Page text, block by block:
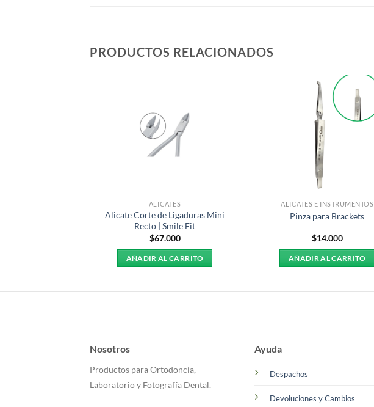
PRODUCTOS RELACIONADOS
ALICATES
Alicate Corte de Ligaduras Mini
Recto | Smile Fit
$67.000
AÑADIR AL CARRITO
ALICATES E INSTRUMENTOS
Pinza para Brackets
$14.000
AÑADIR AL CARRITO
Nosotros
Productos para Ortodoncia,
Laboratorio y Fotografía Dental.
Ayuda
Despachos
Devoluciones y Cambios